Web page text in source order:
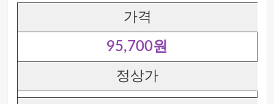
가격
95,700원
정상가